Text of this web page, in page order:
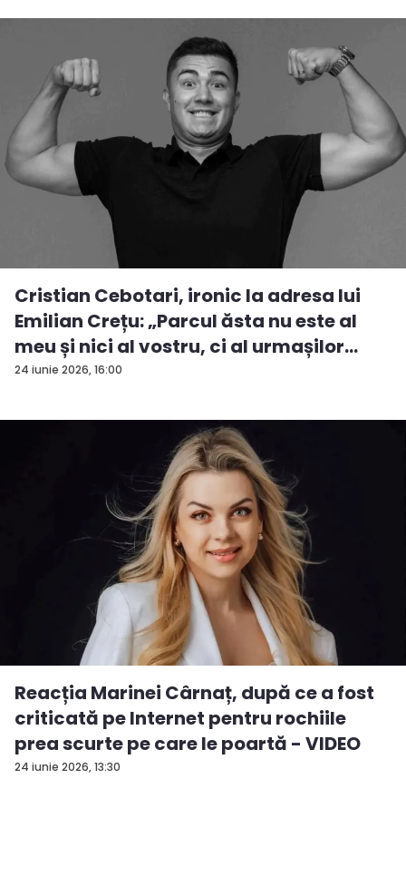
24 iunie 2026, 16:00
Cristian Cebotari, ironic la adresa lui
Emilian Crețu: „Parcul ăsta nu este al
meu și nici al vostru, ci al urmașilor
urm...
24 iunie 2026, 13:30
Reacția Marinei Cârnaț, după ce a fost
criticată pe Internet pentru rochiile
prea scurte pe care le poartă - VIDEO